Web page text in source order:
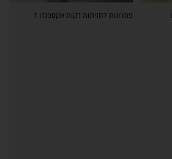
פתרונות לחזיתות דקות אקספנדו T